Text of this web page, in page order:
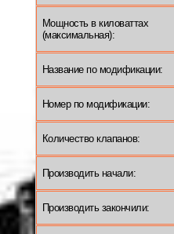
Мощность в киловаттах
(максимальная):
Название по модификации:
Номер по модификации:
Количество клапанов:
Производить начали:
Производить закончили: